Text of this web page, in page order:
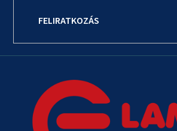
FELIRATKOZÁS